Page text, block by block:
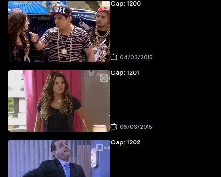
Cap: 1200
04/03/2015
Cap: 1201
05/03/2015
Cap: 1202